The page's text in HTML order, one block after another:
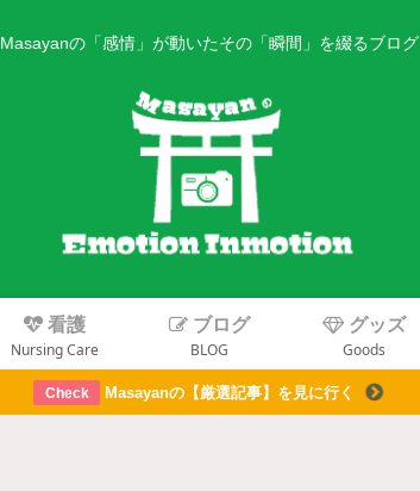
Masayanの「感情」が動いたその「瞬間」を綴るブログ
看護
Nursing Care
ブログ
BLOG
グッズ
Goods
Check Masayanの【厳選記事】を見に行く